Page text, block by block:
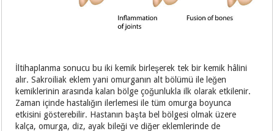
İltihaplanma sonucu bu iki kemik birleşerek tek bir kemik hâlini
alır. Sakroiliak eklem yani omurganın alt bölümü ile leğen
kemiklerinin arasında kalan bölge çoğunlukla ilk olarak etkilenir.
Zaman içinde hastalığın ilerlemesi ile tüm omurga boyunca
etkisini gösterebilir. Hastanın başta bel bölgesi olmak üzere
kalça, omurga, diz, ayak bileği ve diğer eklemlerinde de